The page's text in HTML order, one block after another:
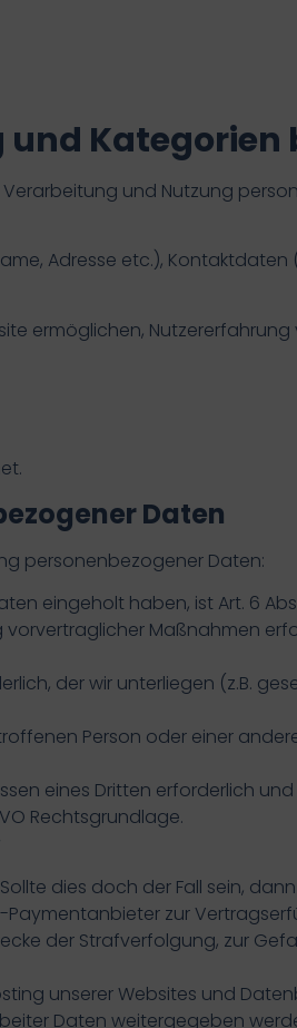
Kategorien
und Nutzung
Adresse etc.), Kontaktdaten
ermöglichen,
Daten
personenbezogener Daten:
eingeholt haben, ist Art. 6 Abs.
Maßnahmen
der wir unterliegen (z.B.
Person oder einer
eines Dritten erforderlich
Rechtsgrundlage.
dies doch der Fall sein,
zur
der Strafverfolgung, zur
unserer Websites und
Daten weitergegeben